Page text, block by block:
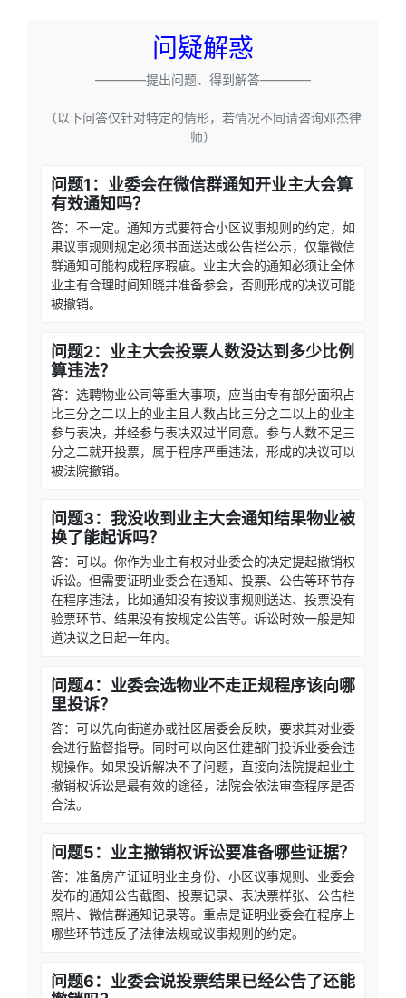
问疑解惑
————提出问题、得到解答————
（以下问答仅针对特定的情形，若情况不同请咨询邓杰律
师）
问题1：业委会在微信群通知开业主大会算
有效通知吗？
答：不一定。通知方式要符合小区议事规则的约定，如
果议事规则规定必须书面送达或公告栏公示，仅靠微信
群通知可能构成程序瑕疵。业主大会的通知必须让全体
业主有合理时间知晓并准备参会，否则形成的决议可能
被撤销。
问题2：业主大会投票人数没达到多少比例
算违法？
答：选聘物业公司等重大事项，应当由专有部分面积占
比三分之二以上的业主且人数占比三分之二以上的业主
参与表决，并经参与表决双过半同意。参与人数不足三
分之二就开投票，属于程序严重违法，形成的决议可以
被法院撤销。
问题3：我没收到业主大会通知结果物业被
换了能起诉吗？
答：可以。你作为业主有权对业委会的决定提起撤销权
诉讼。但需要证明业委会在通知、投票、公告等环节存
在程序违法，比如通知没有按议事规则送达、投票没有
验票环节、结果没有按规定公告等。诉讼时效一般是知
道决议之日起一年内。
问题4：业委会选物业不走正规程序该向哪
里投诉？
答：可以先向街道办或社区居委会反映，要求其对业委
会进行监督指导。同时可以向区住建部门投诉业委会违
规操作。如果投诉解决不了问题，直接向法院提起业主
撤销权诉讼是最有效的途径，法院会依法审查程序是否
合法。
问题5：业主撤销权诉讼要准备哪些证据？
答：准备房产证证明业主身份、小区议事规则、业委会
发布的通知公告截图、投票记录、表决票样张、公告栏
照片、微信群通知记录等。重点是证明业委会在程序上
哪些环节违反了法律法规或议事规则的约定。
问题6：业委会说投票结果已经公告了还能